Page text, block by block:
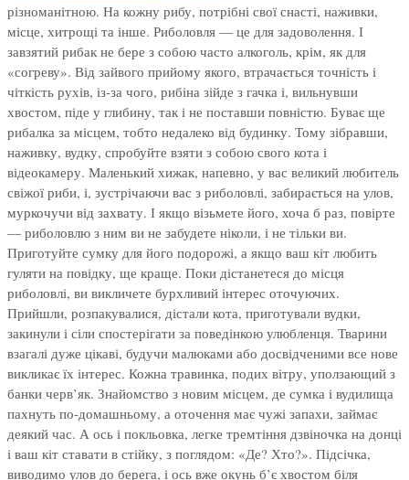
різноманітною. На кожну рибу, потрібні свої снасті, наживки,
місце, хитрощі та інше. Риболовля — це для задоволення. І
завзятий рибак не бере з собою часто алкоголь, крім, як для
«согреву». Від зайвого прийому якого, втрачається точність і
чіткість рухів, із-за чого, рибіна зійде з гачка і, вильнувши
хвостом, піде у глибину, так і не поставши повністю. Буває ще
рибалка за місцем, тобто недалеко від будинку. Тому зібравши,
наживку, вудку, спробуйте взяти з собою свого кота і
відеокамеру. Маленький хижак, напевно, у вас великий любитель
свіжої риби, і, зустрічаючи вас з риболовлі, забирається на улов,
муркочучи від захвату. І якщо візьмете його, хоча б раз, повірте
— риболовлю з ним ви не забудете ніколи, і не тільки ви.
Приготуйте сумку для його подорожі, а якщо ваш кіт любить
гуляти на повідку, ще краще. Поки дістанетеся до місця
риболовлі, ви викличете бурхливий інтерес оточуючих.
Прийшли, розпакувалися, дістали кота, приготували вудки,
закинули і сіли спостерігати за поведінкою улюбленця. Тварини
взагалі дуже цікаві, будучи малюками або досвідченими все нове
викликає їх інтерес. Кожна травинка, подих вітру, уползающий з
банки черв’як. Знайомство з новим місцем, де сумка і вудилища
пахнуть по-домашньому, а оточення має чужі запахи, займає
деякий час. А ось і покльовка, легке тремтіння дзвіночка на донці
і ваш кіт ставати в стійку, з поглядом: «Де? Хто?». Підсічка,
виводимо улов до берега, і ось вже окунь б’є хвостом біля